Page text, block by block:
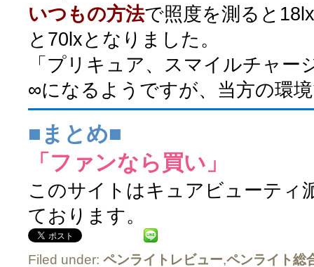
いつもの方法で照度を測ると
と70lxとなりました。
「プリキュア、スマイルチャー
∞になるようですが、当方の環
■まとめ■
「ファンなら買い」
このサイトはキュアビューティ
ております。
Filed under: ペンライトレビュー,ペンライト総